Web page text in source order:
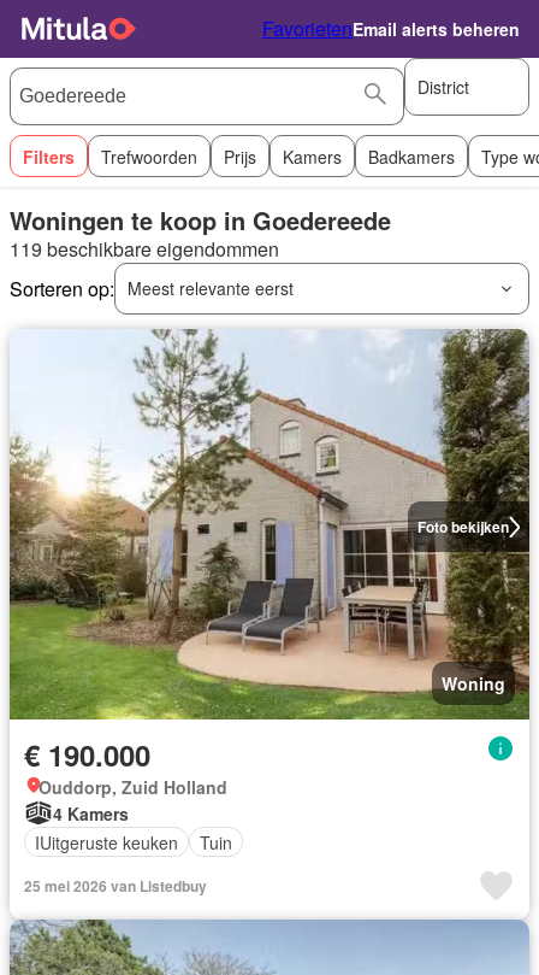
FavorietenEmail alerts beheren
District
Filters Trefwoorden Prijs Kamers Badkamers Type
Woningen te koop in Goedereede
119 beschikbare eigendommen
Sorteren op:
Meest relevante eerst
Foto bekijken
Woning
€ 190.000
Ouddorp, Zuid Holland
4 Kamers
IUitgeruste keuken
Tuin
25 mei 2026 van Listedbuy